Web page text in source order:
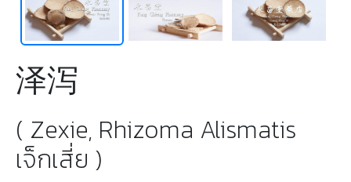
泽泻
( Zexie, Rhizoma Alismatis
เจ็กเสี่ย )